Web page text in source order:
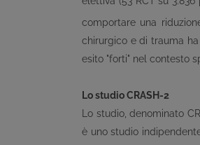
comportare una
chirurgico e di trauma
esito "forti" nel contesto
Lo studio CRASH-2
Lo studio, denominato
è uno studio